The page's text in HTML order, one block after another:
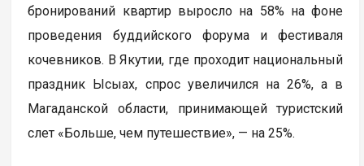
бронирований квартир выросло на 58% на фоне
проведения буддийского форума и фестиваля
кочевников. В Якутии, где проходит национальный
праздник Ысыах, спрос увеличился на 26%, а в
Магаданской области, принимающей туристский
слет «Больше, чем путешествие», — на 25%.